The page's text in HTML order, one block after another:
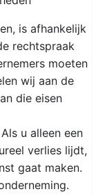
is afhankelijk
rechtspraak
moeten
wij aan de
die eisen
u alleen een
verlies lijdt,
gaat maken.